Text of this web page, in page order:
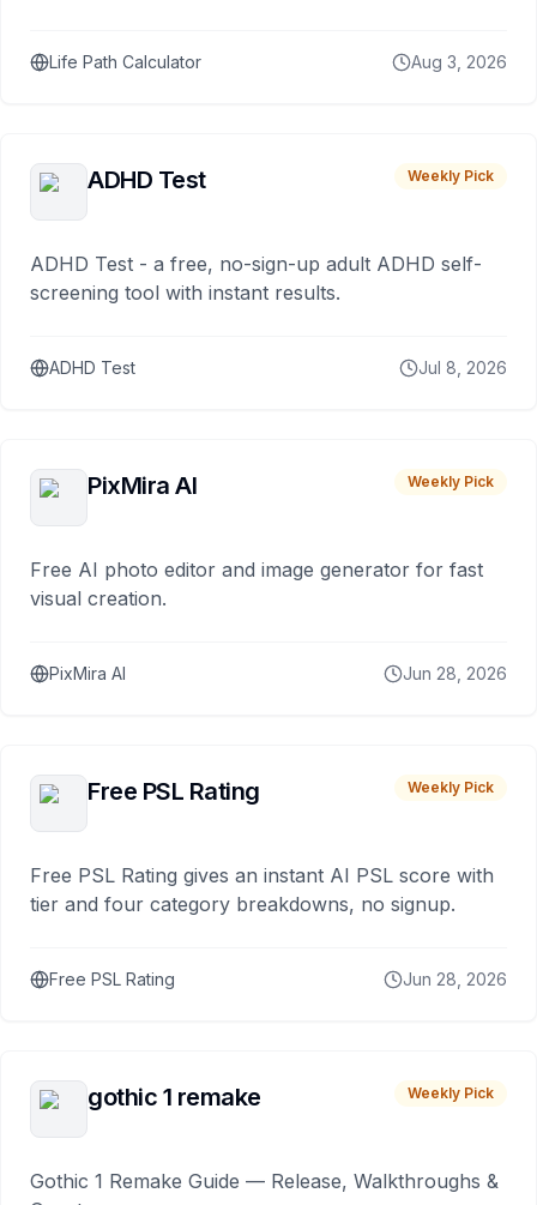
Life Path Calculator Aug 3, 2026
ADHD Test Weekly Pick
ADHD Test - a free, no-sign-up adult ADHD self-
screening tool with instant results.
ADHD Test Jul 8, 2026
PixMira AI Weekly Pick
Free AI photo editor and image generator for fast
visual creation.
PixMira AI Jun 28, 2026
Free PSL Rating Weekly Pick
Free PSL Rating gives an instant AI PSL score with
tier and four category breakdowns, no signup.
Free PSL Rating Jun 28, 2026
gothic 1 remake Weekly Pick
Gothic 1 Remake Guide — Release, Walkthroughs &